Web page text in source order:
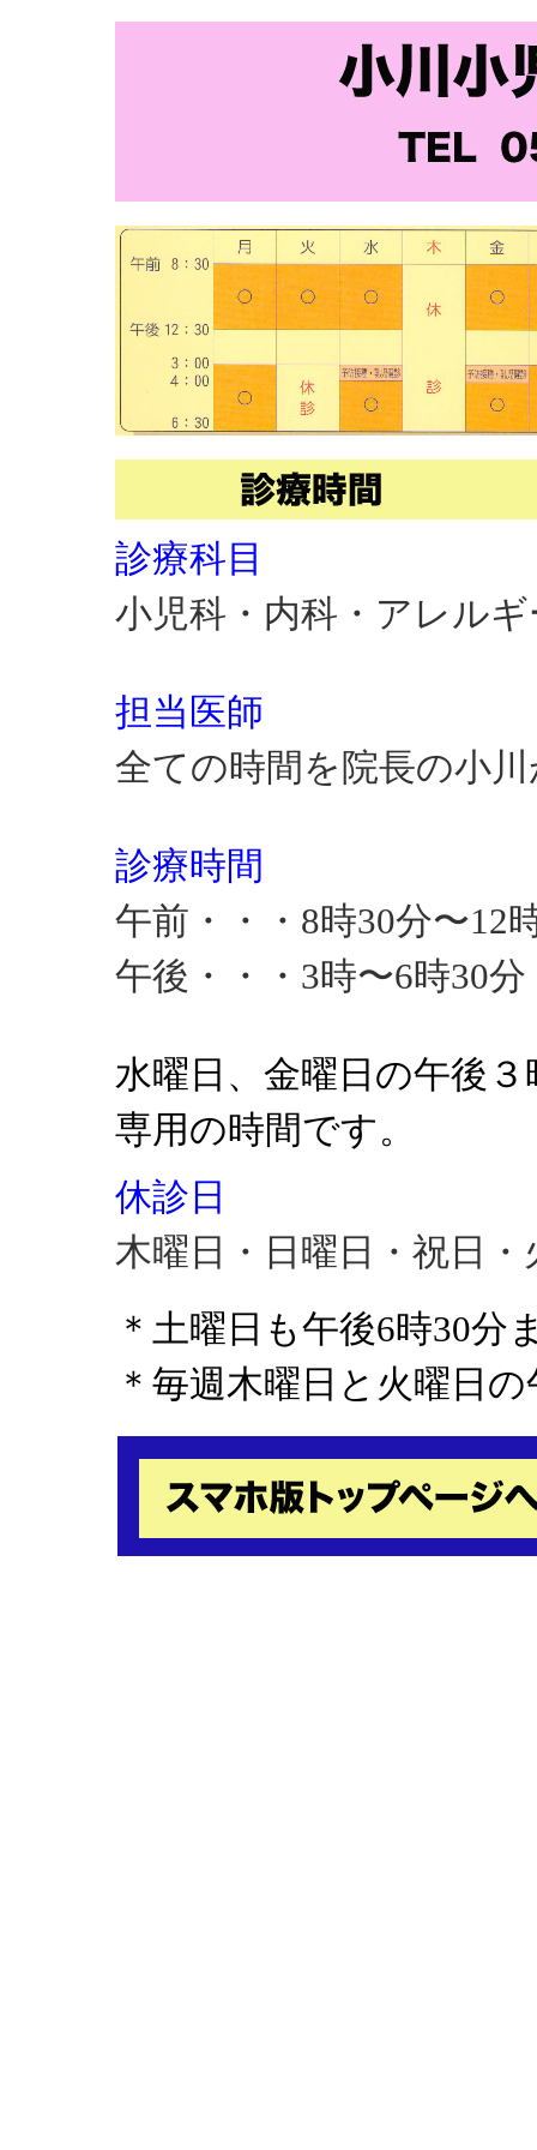
診療科目
小児科・内科・アレルギ
担当医師
全ての時間を院長の小
診療時間
午前・・・8時30分〜12
午後・・・3時〜6時30
水曜日、金曜日の午後
専用の時間です。
休診日
木曜日・日曜日・祝日・
＊土曜日も午後6時30
＊毎週木曜日と火曜日